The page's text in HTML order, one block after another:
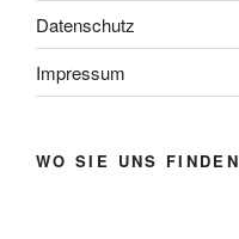
Datenschutz
Impressum
WO SIE UNS FINDEN